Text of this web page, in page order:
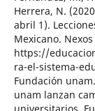
Herrera, N. (2020
abril 1).
Mexicano.
https://
ra-el-sistema-
Fundación
unam lanzan